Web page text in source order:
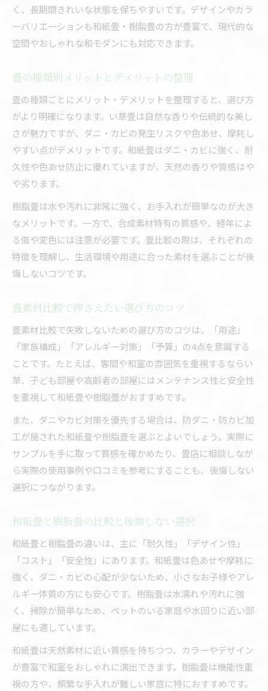
畳の種類ごとの価格相場と比較ポイント
畳素材比較によるコスパ重視の選び方
畳の値段と機能性を両立する選択術
畳張替えや新調時の価格比較基準を解説
く、長期間きれいな状態を保ちやすいです。デザインやカラ
ーバリエーションも和紙畳・樹脂畳の方が豊富で、現代的な
空間やおしゃれな和モダンにも対応できます。
畳の種類別メリットとデメリットの整理
畳の種類ごとにメリット・デメリットを整理すると、選び方
がより明確になります。い草畳は自然な香りや伝統的な美し
さが魅力ですが、ダニ・カビの発生リスクや色あせ、摩耗し
やすい点がデメリットです。和紙畳はダニ・カビに強く、耐
久性や色あせ防止に優れていますが、天然の香りや質感はや
や劣ります。
樹脂畳は水や汚れに非常に強く、お手入れが簡単なのが大き
なメリットです。一方で、合成素材特有の質感や、経年によ
る傷や変色には注意が必要です。畳比較の際は、それぞれの
特徴を理解し、生活環境や用途に合った素材を選ぶことが後
悔しないコツです。
畳素材比較で押さえたい選び方のコツ
畳素材比較で失敗しないための選び方のコツは、「用途」
「家族構成」「アレルギー対策」「予算」の4点を意識する
ことです。たとえば、客間や和室の雰囲気を重視するならい
草、子ども部屋や高齢者の部屋にはメンテナンス性と安全性
を重視して和紙畳や樹脂畳がおすすめです。
また、ダニやカビ対策を優先する場合は、防ダニ・防カビ加
工が施された和紙畳や樹脂畳を選ぶとよいでしょう。実際に
サンプルを手に取って質感を確かめたり、畳店に相談しなが
ら実際の使用事例や口コミを参考にすることも、後悔しない
選択につながります。
和紙畳と樹脂畳の比較と後悔しない選択
和紙畳と樹脂畳の違いは、主に「耐久性」「デザイン性」
「コスト」「安全性」にあります。和紙畳は色あせや摩耗に
強く、ダニ・カビの心配が少ないため、小さなお子様やアレ
ルギー体質の方にも安心です。樹脂畳は水濡れや汚れに強
く、掃除が簡単なため、ペットのいる家庭や水回りに近い部
屋にも適しています。
和紙畳は天然素材に近い質感を持ちつつ、カラーやデザイン
が豊富で和室をおしゃれに演出できます。樹脂畳は機能性重
視の方や、頻繁な手入れが難しい家庭に特におすすめです。